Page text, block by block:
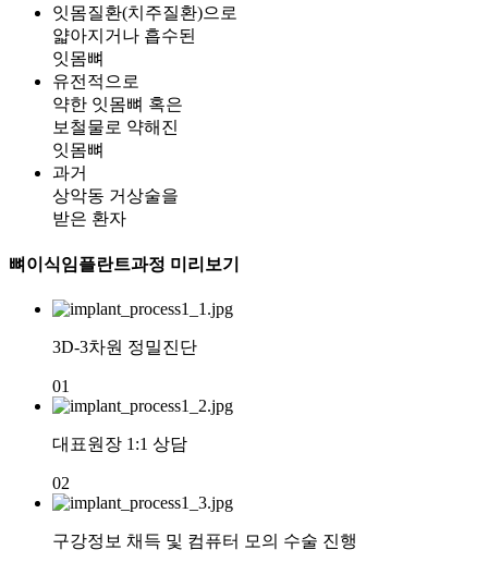
잇몸질환(치주질환)으로
얇아지거나 흡수된
잇몸뼈
유전적으로
약한 잇몸뼈 혹은
보철물로 약해진
잇몸뼈
과거
상악동 거상술을
받은 환자
뼈이식임플란트과정 미리보기
3D-3차원 정밀진단
01
대표원장 1:1 상담
02
구강정보 채득 및 컴퓨터 모의 수술 진행